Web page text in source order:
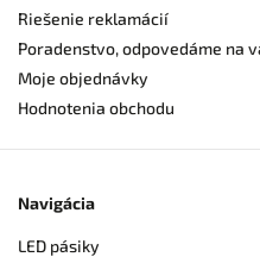
Riešenie reklamácií
Poradenstvo, odpovedáme na
Moje objednávky
Hodnotenia obchodu
Navigácia
LED pásiky